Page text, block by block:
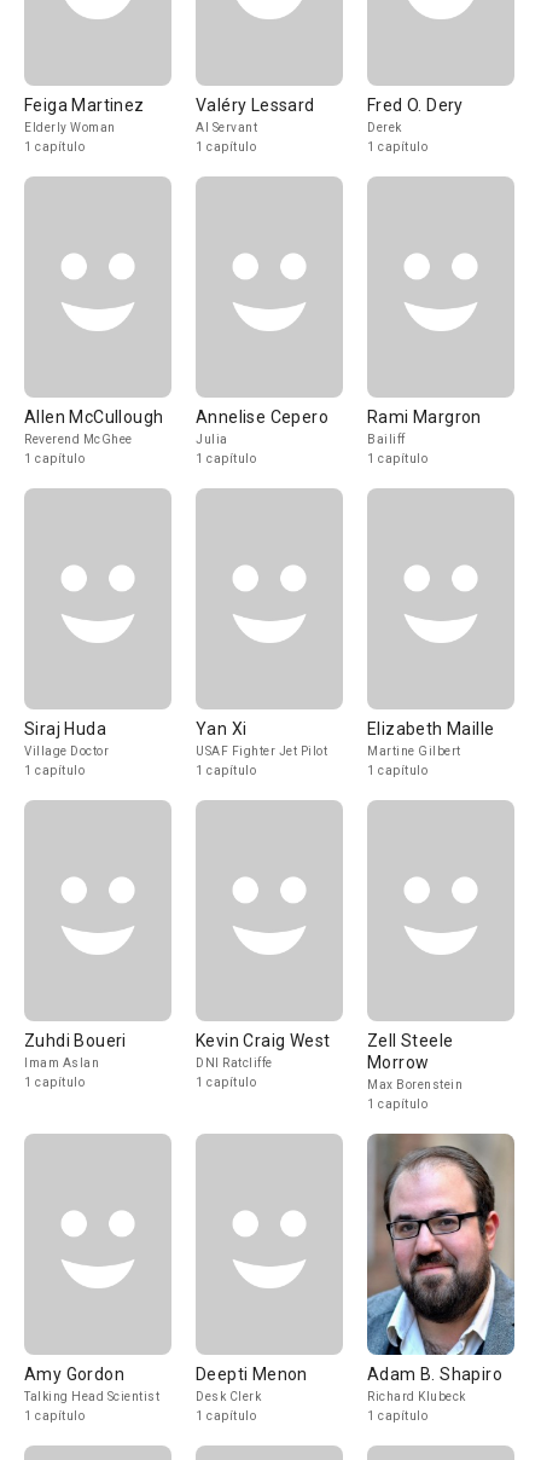
Feiga Martinez
Elderly Woman
1 capítulo
Valéry Lessard
AI Servant
1 capítulo
Fred O. Dery
Derek
1 capítulo
Allen McCullough
Reverend McGhee
1 capítulo
Annelise Cepero
Julia
1 capítulo
Rami Margron
Bailiff
1 capítulo
Siraj Huda
Village Doctor
1 capítulo
Yan Xi
USAF Fighter Jet Pilot
1 capítulo
Elizabeth Maille
Martine Gilbert
1 capítulo
Zuhdi Boueri
Imam Aslan
1 capítulo
Kevin Craig West
DNI Ratcliffe
1 capítulo
Zell Steele
Morrow
Max Borenstein
1 capítulo
Amy Gordon
Talking Head Scientist
1 capítulo
Deepti Menon
Desk Clerk
1 capítulo
Adam B. Shapiro
Richard Klubeck
1 capítulo